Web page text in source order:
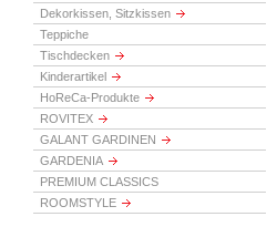
Dekorkissen, Sitzkissen
Teppiche
Tischdecken
Kinderartikel
HoReCa-Produkte
ROVITEX
GALANT GARDINEN
GARDENIA
PREMIUM CLASSICS
ROOMSTYLE